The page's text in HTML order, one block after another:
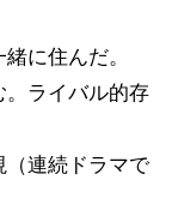
に住んだ。
。ライバル的存
連続ドラマで